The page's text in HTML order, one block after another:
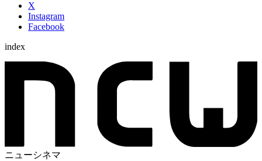
X
Instagram
Facebook
index
ニューシネマ